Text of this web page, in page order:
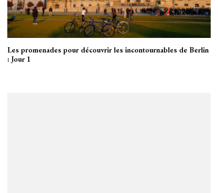
Les promenades pour découvrir les incontournables de Berlin
: Jour 1